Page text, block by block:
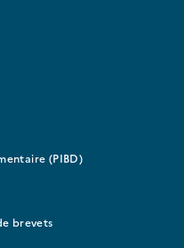
sa documentation
d’entiercement
(PIBD)
brevets